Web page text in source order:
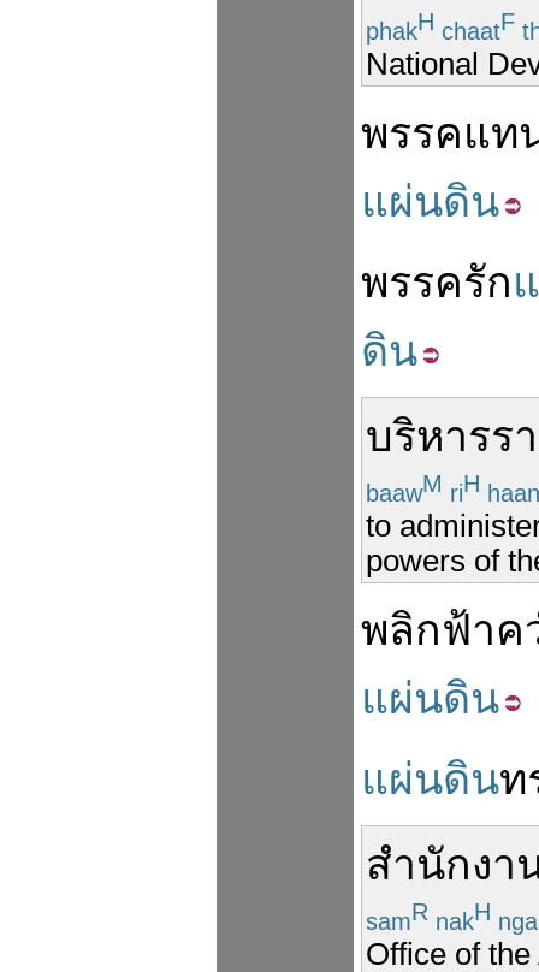
phakH chaatF
National
พรรคแท
แผ่นดิน
พรรครัก
ดิน
บริหารร
baawM riH haan
to
powers of
พลิกฟ้าค
แผ่นดิน
แผ่นดินท
สำนักงา
samR nakH
Office of